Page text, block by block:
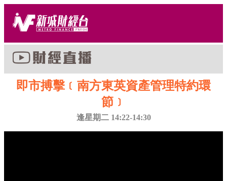
即市搏擊﹝南方東英資產管理特約環
節﹞
逢星期二 14:22-14:30